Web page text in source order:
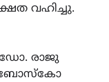
വഹിച്ചു.
രാജു
ബോസ്കോ